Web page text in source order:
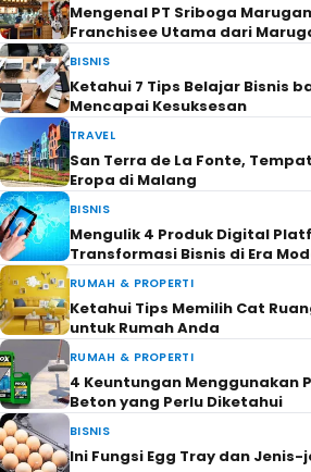
Mengenal PT Sriboga
Franchisee Utama dari
BISNIS
Ketahui 7 Tips Belajar Bisnis
Mencapai Kesuksesan
TRAVEL
San Terra de La Fonte,
Eropa di Malang
BISNIS
Mengulik 4 Produk Digital
Transformasi Bisnis di Era
RUMAH & PROPERTI
Ketahui Tips Memilih Cat
untuk Rumah Anda
RUMAH & PROPERTI
4 Keuntungan Menggunakan
Beton yang Perlu Diketahui
BISNIS
Ini Fungsi Egg Tray dan Jenis-